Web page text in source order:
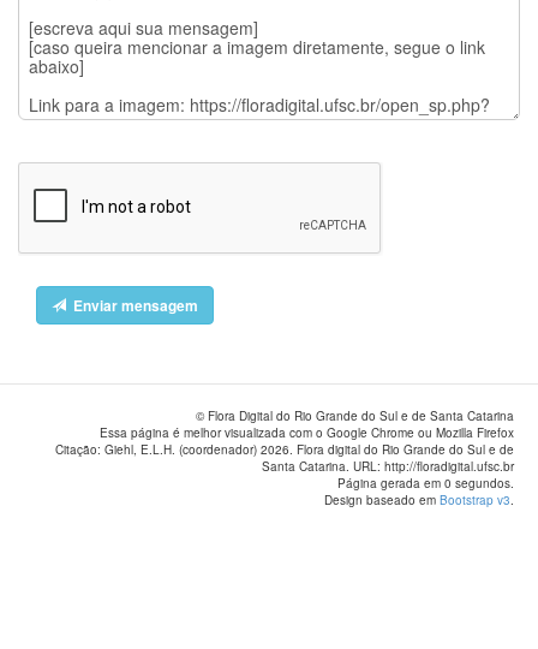
Enviar mensagem
© Flora Digital do Rio Grande do Sul e de Santa Catarina
Essa página é melhor visualizada com o Google Chrome ou Mozilla Firefox
Citação: Giehl, E.L.H. (coordenador) 2026. Flora digital do Rio Grande do Sul e de
Santa Catarina. URL: http://floradigital.ufsc.br
Página gerada em 0 segundos.
Design baseado em Bootstrap v3.